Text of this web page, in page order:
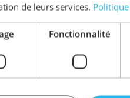
jusqu'à -6% Offre
de leurs services.
Fonctionnalité